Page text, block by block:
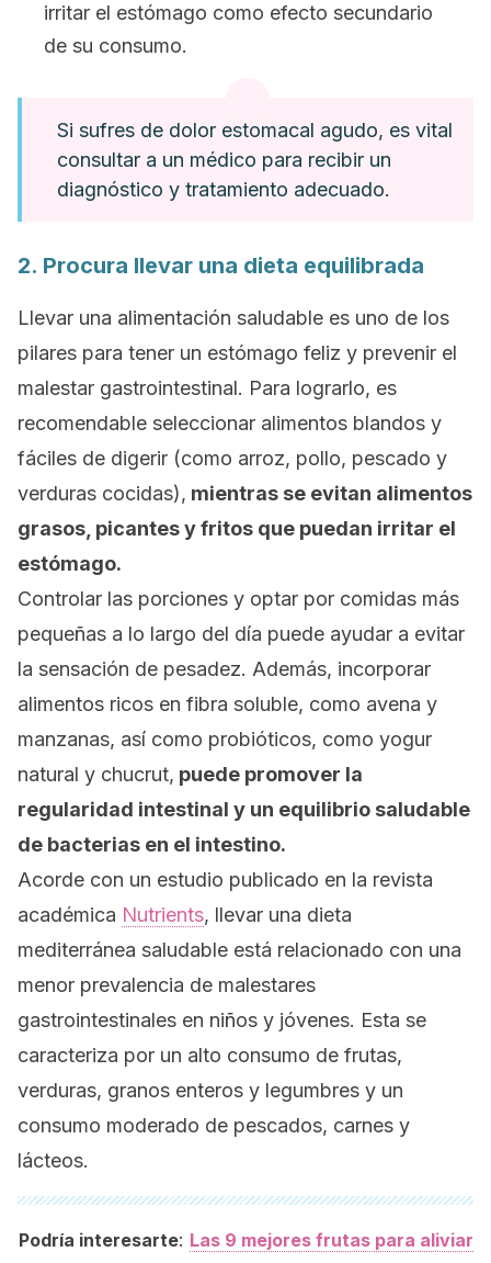
irritar el estómago como efecto secundario
de su consumo.
Si sufres de dolor estomacal agudo, es vital
consultar a un médico para recibir un
diagnóstico y tratamiento adecuado.
2. Procura llevar una dieta equilibrada
Llevar una alimentación saludable es uno de los
pilares para tener un estómago feliz y prevenir el
malestar gastrointestinal. Para lograrlo, es
recomendable seleccionar alimentos blandos y
fáciles de digerir (como arroz, pollo, pescado y
verduras cocidas), mientras se evitan alimentos
grasos, picantes y fritos que puedan irritar el
estómago.
Controlar las porciones y optar por comidas más
pequeñas a lo largo del día puede ayudar a evitar
la sensación de pesadez. Además, incorporar
alimentos ricos en fibra soluble, como avena y
manzanas, así como probióticos, como yogur
natural y chucrut, puede promover la
regularidad intestinal y un equilibrio saludable
de bacterias en el intestino.
Acorde con un estudio publicado en la revista
académica Nutrients, llevar una dieta
mediterránea saludable está relacionado con una
menor prevalencia de malestares
gastrointestinales en niños y jóvenes. Esta se
caracteriza por un alto consumo de frutas,
verduras, granos enteros y legumbres y un
consumo moderado de pescados, carnes y
lácteos.
Podría interesarte: Las 9 mejores frutas para aliviar